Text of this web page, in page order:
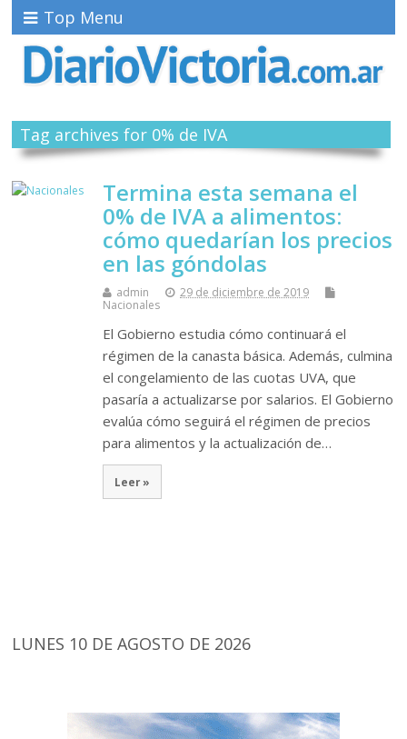
Top Menu
Tag archives for 0% de IVA
Termina esta semana el
0% de IVA a alimentos:
cómo quedarían los precios
en las góndolas
admin
29 de diciembre de 2019
Nacionales
El Gobierno estudia cómo continuará el
régimen de la canasta básica. Además, culmina
el congelamiento de las cuotas UVA, que
pasaría a actualizarse por salarios. El Gobierno
evalúa cómo seguirá el régimen de precios
para alimentos y la actualización de…
Leer »
LUNES 10 DE AGOSTO DE 2026